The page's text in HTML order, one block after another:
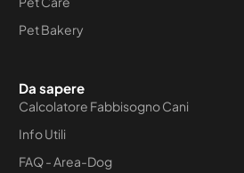
Pet Bakery
Da sapere
Calcolatore Fabbisogno Cani
Info Utili
FAQ - Area-Dog